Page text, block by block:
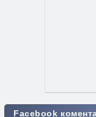
Facebook